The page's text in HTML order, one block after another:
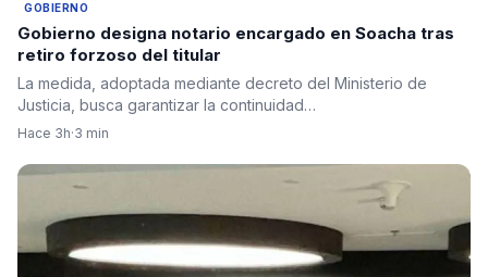
GOBIERNO
Gobierno designa notario encargado en Soacha tras
retiro forzoso del titular
La medida, adoptada mediante decreto del Ministerio de
Justicia, busca garantizar la continuidad…
Hace 3h·3 min